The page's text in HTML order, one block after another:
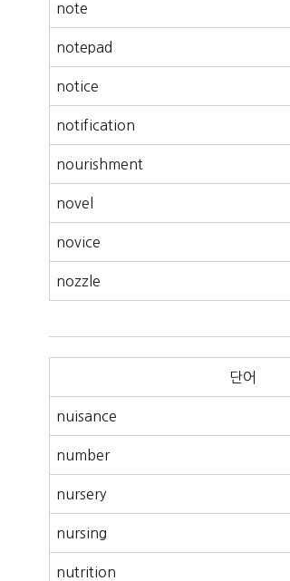
note
notepad
notice
notification
nourishment
novel
novice
nozzle
단어
nuisance
number
nursery
nursing
nutrition